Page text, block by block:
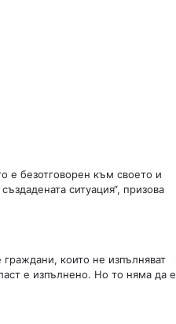
е безотговорен към своето и
ситуация“, призова
които не изпълняват
е изпълнено. Но то няма да е